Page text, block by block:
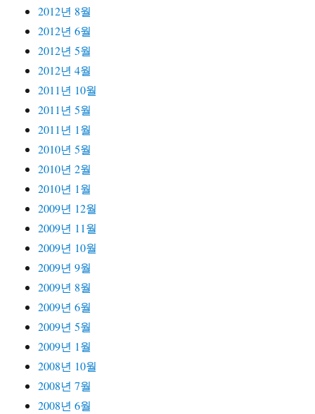
2012년 8월
2012년 6월
2012년 5월
2012년 4월
2011년 10월
2011년 5월
2011년 1월
2010년 5월
2010년 2월
2010년 1월
2009년 12월
2009년 11월
2009년 10월
2009년 9월
2009년 8월
2009년 6월
2009년 5월
2009년 1월
2008년 10월
2008년 7월
2008년 6월